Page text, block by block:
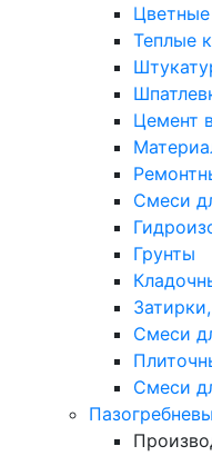
Теплые
Цемент
Смеси
Грунты
Смеси
Смеси